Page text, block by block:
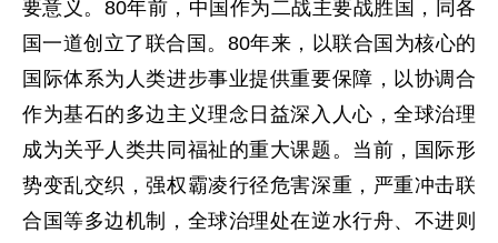
要意义。80年前，中国作为二战主要战胜国，同各
国一道创立了联合国。80年来，以联合国为核心的
国际体系为人类进步事业提供重要保障，以协调合
作为基石的多边主义理念日益深入人心，全球治理
成为关乎人类共同福祉的重大课题。当前，国际形
势变乱交织，强权霸凌行径危害深重，严重冲击联
合国等多边机制，全球治理处在逆水行舟、不进则